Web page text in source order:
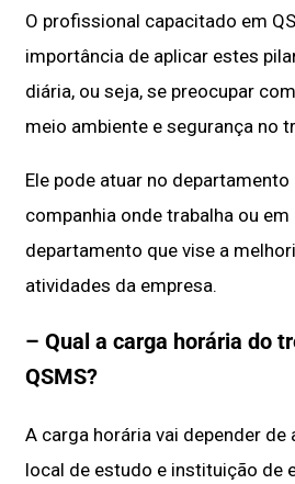
O profissional capacitado em
importância de aplicar estes
diária, ou seja, se preocupar
meio ambiente e segurança no
Ele pode atuar no departamento
companhia onde trabalha ou
departamento que vise a
atividades da empresa.
– Qual a carga horária do
QSMS?
A carga horária vai depender
local de estudo e instituição de